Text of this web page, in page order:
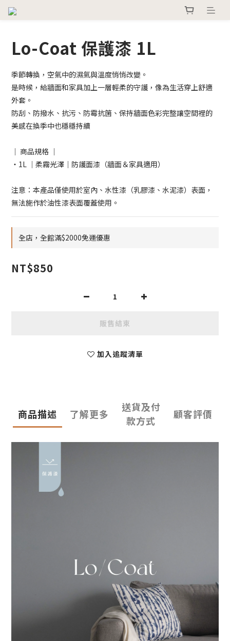
Lo-Coat 保護漆 1L
季節轉換，空氣中的濕氣與溫度悄悄改變。
是時候，給牆面和家具加上一層輕柔的守護，像為生活穿上舒適
外套。
防刮、防撥水、抗污、防霉抗箘、保持牆面色彩完整讓空間裡的
美感在換季中也穩穩持續
｜ 商品規格 ｜
・1L ｜柔霧光澤｜防護面漆（牆面＆家具適用）
注意：本產品僅使用於室內、水性漆（乳膠漆、水泥漆）表面，
無法施作於油性漆表面覆蓋使用。
全店，全館滿$2000免運優惠
NT$850
販售結束
加入追蹤清單
商品描述 了解更多
送貨及付
款方式
顧客評價